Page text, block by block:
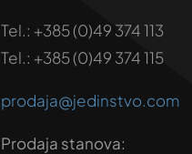
Tel.: +385 (0)49 374 113
Tel.: +385 (0)49 374 115
prodaja@jedinstvo.com
Prodaja stanova: